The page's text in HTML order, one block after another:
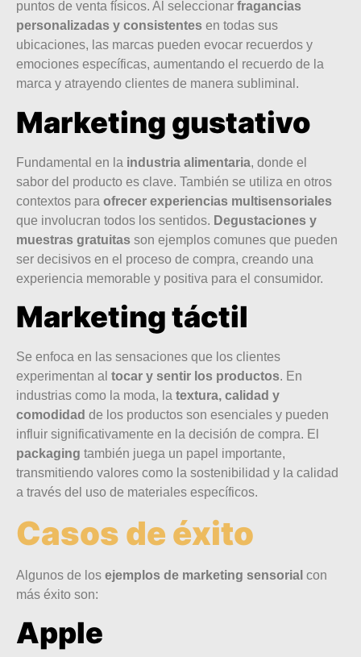
puntos de venta físicos. Al seleccionar fragancias
personalizadas y consistentes en todas sus
ubicaciones, las marcas pueden evocar recuerdos y
emociones específicas, aumentando el recuerdo de la
marca y atrayendo clientes de manera subliminal.
Marketing gustativo
Fundamental en la industria alimentaria, donde el
sabor del producto es clave. También se utiliza en otros
contextos para ofrecer experiencias multisensoriales
que involucran todos los sentidos. Degustaciones y
muestras gratuitas son ejemplos comunes que pueden
ser decisivos en el proceso de compra, creando una
experiencia memorable y positiva para el consumidor.
Marketing táctil
Se enfoca en las sensaciones que los clientes
experimentan al tocar y sentir los productos. En
industrias como la moda, la textura, calidad y
comodidad de los productos son esenciales y pueden
influir significativamente en la decisión de compra. El
packaging también juega un papel importante,
transmitiendo valores como la sostenibilidad y la calidad
a través del uso de materiales específicos.
Casos de éxito
Algunos de los ejemplos de marketing sensorial con
más éxito son:
Apple